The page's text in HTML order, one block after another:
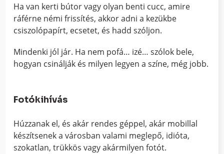
Ha van kerti bútor vagy olyan benti cucc, amire
ráférne némi frissítés, akkor adni a kezükbe
csiszolópapírt, ecsetet, és hadd szóljon.
Mindenki jól jár. Ha nem pofá… izé… szólok bele,
hogyan csinálják és milyen legyen a színe, még jobb.
Fotókihívás
Húzzanak el, és akár rendes géppel, akár mobillal
készítsenek a városban valami meglepő, idióta,
szokatlan, trükkös vagy akármilyen fotót.